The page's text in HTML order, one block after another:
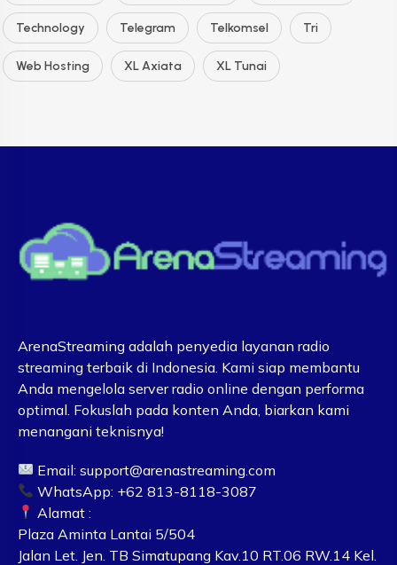
Technology Telegram Telkomsel Tri
Web Hosting XL Axiata XL Tunai
ArenaStreaming adalah penyedia layanan radio
streaming terbaik di Indonesia. Kami siap membantu
Anda mengelola server radio online dengan performa
optimal. Fokuslah pada konten Anda, biarkan kami
menangani teknisnya!
Email:support@arenastreaming.com
WhatsApp: +62 813-8118-3087
Alamat :
Plaza Aminta Lantai 5/504
Jalan Let. Jen. TB Simatupang Kav.10 RT.06 RW.14 Kel.